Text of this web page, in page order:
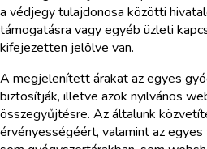
a védjegy tulajdonosa közötti
támogatásra vagy egyéb üzleti
kifejezetten jelölve van.
A megjelenített árakat az egyes
biztosítják, illetve azok nyilvános
összegyűjtésre. Az általunk
érvényességéért, valamint az